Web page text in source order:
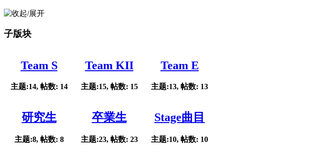
子版块
Team S
主题:14, 帖数: 14
Team KII
主题:15, 帖数: 15
Team E
主题:13, 帖数: 13
研究生
主题:8, 帖数: 8
卒業生
主题:23, 帖数: 23
Stage曲目
主题:10, 帖数: 10